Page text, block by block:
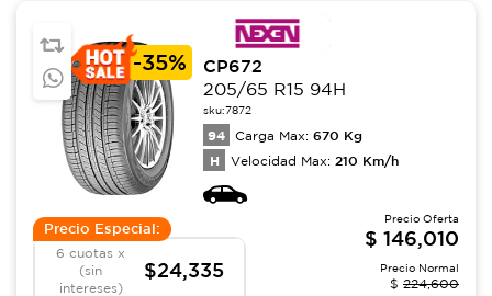
-35%
CP672
205/65 R15 94H
sku:7872
94 Carga Max: 670 Kg
H Velocidad Max: 210 Km/h
Precio Especial:
6 cuotas x
(sin
intereses)
$24,335
Precio Oferta
$ 146,010
Precio Normal
$ 224,600